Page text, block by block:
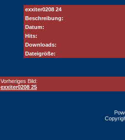
exxiter0208 24
Beschreibung:
Datum:
Hits:
Downloads:
Dateigröße:
Vorheriges Bild:
exxiter0208 25